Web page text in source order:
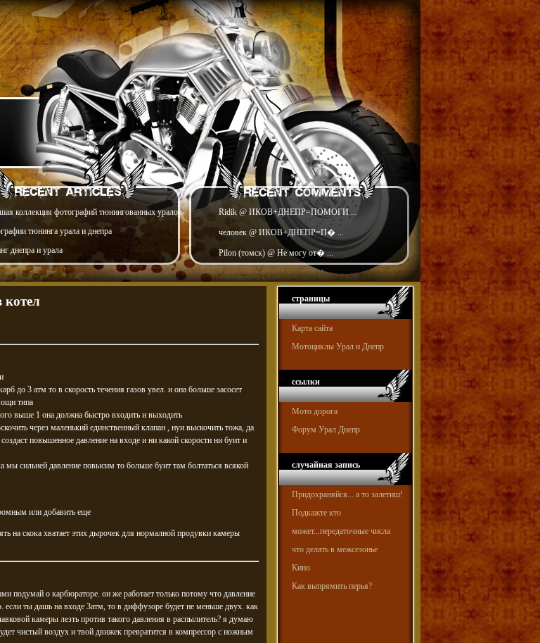
коллекция фотографий тюнингованных уралов
тюнинга урала и днепра
днепра и урала
Ridik @ ИКОВ+ДНЕПР=ПОМОГИ ...
человек @ ИКОВ+ДНЕПР=П� ...
Pilon (томск) @ Не могу от� ...
котел
до 3 атм то в скорость течения газов увел. и она больше засосет
типа
выше 1 она должна быстро входить и выходить
через маленький единственный клапан , нуи выскочить тожа, да
повышенное давление на входе и ни какой скорости ни буит и
мы сильней давление повысим то больше буит там болтаться всякой
или добавить еще
на скока хватает этих дырочек для нормалной продувки камеры
подумай о карбюраторе. он же работает только потому что давление
ты дашь на входе 3атм, то в диффузоре будет не меньше двух. как
камеры лезть против такого давления в распылитель? я думаю
чистый воздух и твой движек превратится в компрессор с ножным
страницы
Карта сайта
Мотоциклы Урал и Днепр
ссылки
Мото дорога
Форум Урал Днепр
случайная запись
Придохраняйся... а то залетиш!
Подкажте кто
может...передаточные числа
что делать в межсезонье
Кино
Как выпрямить перья?